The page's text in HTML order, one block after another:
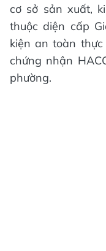
cơ sở sản xuất,
thuộc diện cấp
kiện an toàn
chứng nhận
phường.